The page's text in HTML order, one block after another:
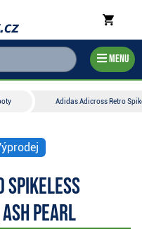
Menu
Adidas Adicross Retro
Spikeless
pearl